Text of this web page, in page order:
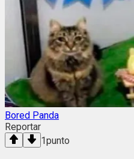
Bored Panda
Reportar
1punto